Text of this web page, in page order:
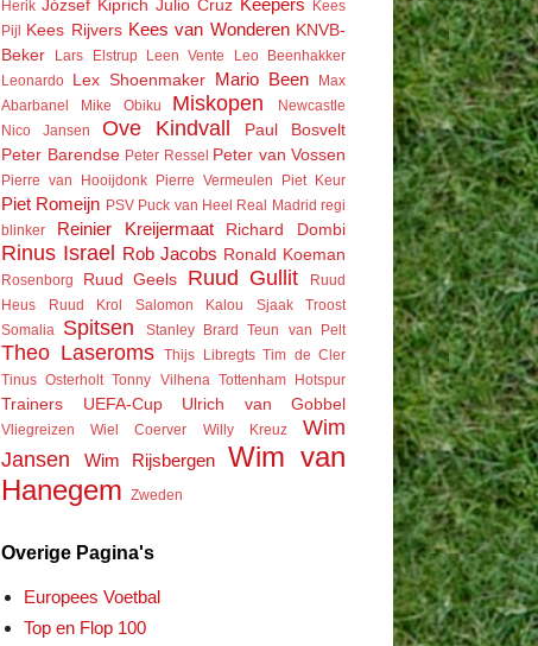
Herik József Kiprich Julio Cruz
Kees
Pijl Kees Rijvers Kees van Wonderen KNVB-
Beker
Lars Elstrup Leen Vente
Leo Beenhakker
Leonardo Lex Shoenmaker Mario Been
Max
Abarbanel
Mike Obiku Miskopen
Newcastle
Nico Jansen
Ove Kindvall
Paul Bosvelt
Peter Barendse Peter Ressel Peter van Vossen
Pierre van Hooijdonk Pierre Vermeulen Piet Keur
Piet Romeijn PSV Puck van Heel Real Madrid regi
blinker
Reinier Kreijermaat Richard Dombi
Rinus Israel Rob Jacobs Ronald Koeman
Rosenborg Ruud Geels Ruud Gullit
Ruud
Heus
Ruud Krol Salomon Kalou
Sjaak Troost
Somalia
Spitsen Stanley Brard Teun van Pelt
Theo Laseroms Thijs Libregts Tim de Cler
Tinus Osterholt Tonny Vilhena Tottenham Hotspur
Trainers UEFA-Cup Ulrich van Gobbel
Vliegreizen Wiel Coerver Willy Kreuz
Wim
Jansen
Wim Rijsbergen
Wim van
Hanegem Zweden
Overige Pagina's
Europees Voetbal
Top en Flop 100